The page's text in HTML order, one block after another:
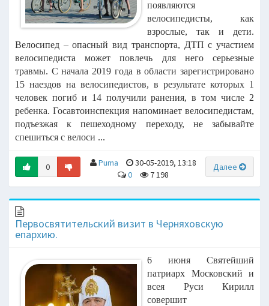
появляются
велосипедисты, как
взрослые, так и дети.
Велосипед –опасный вид транспорта, ДТП с участием
велосипедиста может повлечь для него серьезные
травмы. С начала 2019 года в области зарегистрировано
15 наездов на велосипедистов, в результате которых 1
человек погиб и 14 получили ранения, втом числе 2
ребенка.Госавтоинспекция напоминает велосипедистам,
подъезжая к пешеходному переходу, не забывайте
спешиться с велоси ...
0 Далее
Puma
30-05-2019, 13:18
0
7 198
Первосвятительский визит в Черняховскую
епархию.
6 июня Святейший
патриарх Московский и
всея Руси Кирилл
совершит